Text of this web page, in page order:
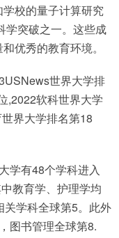
校的量子计算研究
学突破之一。这些成
优秀的教育环境。
世界大学排
,2022软科世界大学
界大学排名第18
学有48个学科进入
教育学、护理学均
学科全球第5。此外
图书管理全球第8.